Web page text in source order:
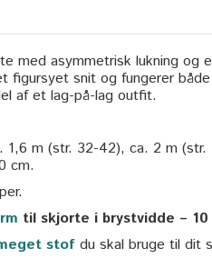
med asymmetrisk lukning og
figursyet snit og fungerer
af et lag-på-lag outfit.
1,6 m (str. 32-42), ca. 2 m
cm.
til skjorte i brystvidde – 10
stof du skal bruge til dit